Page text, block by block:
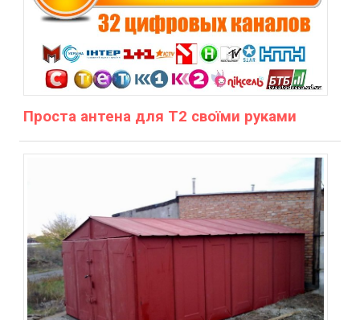
Проста антена для Т2 своїми руками